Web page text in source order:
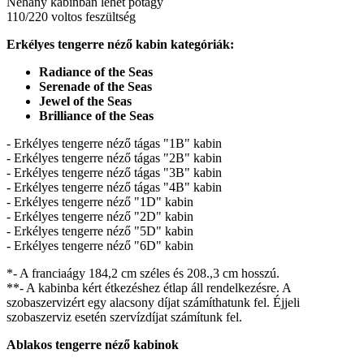
110/220 voltos feszültség
Erkélyes tengerre néző kabin kategóriák:
Radiance of the Seas
Serenade of the Seas
Jewel of the Seas
Brilliance of the Seas
- Erkélyes tengerre néző tágas "1B" kabin
- Erkélyes tengerre néző tágas "2B" kabin
- Erkélyes tengerre néző tágas "3B" kabin
- Erkélyes tengerre néző tágas "4B" kabin
- Erkélyes tengerre néző "1D" kabin
- Erkélyes tengerre néző "2D" kabin
- Erkélyes tengerre néző "5D" kabin
- Erkélyes tengerre néző "6D" kabin
*- A franciaágy 184,2 cm széles és 208.,3 cm hosszú.
**- A kabinba kért étkezéshez étlap áll rendelkezésre. A
szobaszervizért egy alacsony díjat számíthatunk fel. Éjjeli
szobaszerviz esetén szervízdíjat számítunk fel.
Ablakos tengerre néző kabinok